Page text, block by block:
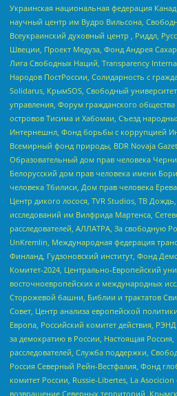
Украинская национальная федерация
научный центр им Вудро Вильсона,
Всеукраинский духовный центр , Риддл,
Швеции, Проект Медуза, Фонд Андрея
Лига Свободных Наций, Transparеncy
Народов ПостРоссии, Солидарность с
Solidarus, КрымSOS, Свободный
управления, Форум гражданского
островов Тисима и Хабомаи, Съезд
Интернешнл, Фонд борьбы с коррупцией
Всемирный фонд природы, BDR Novaja
Образовательный дом прав человека
Белорусский дом прав человека имени
человека Тбилиси, Дом прав человека
Центр дикого лосося, TVR Studios, ТВ
исследований им Вилфрида Мартенса,
расследователей, АЛЛАТРА, За свободную
UnKremlin, Международная федерация
Финланд, Гудзоновский институт, Фонд
Комитет-2024, Центрально-Европейский
восточноевропейских и международных
Сторожевой башни, Библии и трактатов
Совет, Центр анализа европейской
Европа, Российский комитет действия,
за демократию в России, Настоящая
расследователей, Служба поддержки,
Россия Северный Рейн-Вестфалия, Фонд
комитет России, Russie-Libertes, La
возвращение Северных территорий,